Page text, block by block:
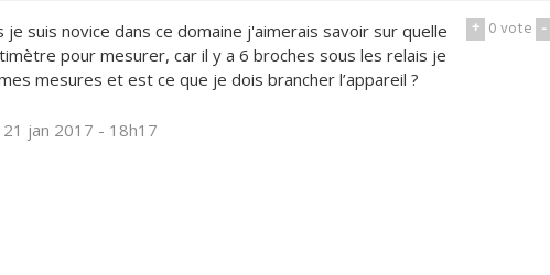
+ 0vote -
suis novice dans ce domaine j'aimerais savoir sur quelle
pour mesurer, car il y a 6 broches sous les relais je
mesures et est ce que je dois brancher l’appareil ?
21 jan 2017 - 18h17